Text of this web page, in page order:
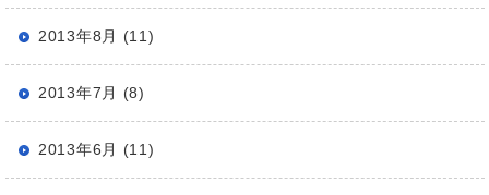
2013年8月 (11)
2013年7月 (8)
2013年6月 (11)